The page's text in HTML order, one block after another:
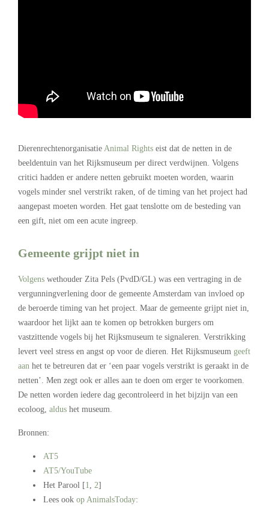
Dierenrechtenorganisatie Animal Rights eist dat de netten in de
beeldentuin van het Rijksmuseum per direct verdwijnen. Volgens
critici hadden er andere netten gebruikt moeten worden, waarin
vogels minder snel verstrikt raken, of de timing van het project had
aangepast moeten worden. Het gaat tenslotte om de besteding van
een gift, niet om een acute ingreep.
Gemeente grijpt niet in
Volgens wethouder Zita Pels (PvdD/GL) was een vertraging in de
vergunningverlening door de gemeente Amsterdam van invloed op
de beroerde timing van het project. Maar de gemeente grijpt niet in,
waardoor het lijkt aan te komen op betrokken burgers om
vastzittende vogels bij het Rijksmuseum te signaleren. Verstrikking
levert veel stress en angst op voor de dieren. Het Rijksmuseum geeft
aan het te betreuren dat er ‘een paar vogels verstrikt is geraakt in de
netten’. Men zegt ook er alles aan te doen om erger te voorkomen.
De netten worden iedere dag gecontroleerd in het bijzijn van een
ecoloog, aldus het museum.
Bronnen:
AT5
AT5/YouTube
Het Parool [1, 2]
Lees ook op AnimalsToday: